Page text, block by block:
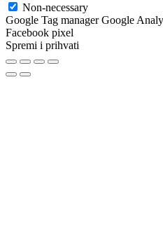
Non-necessary
Google Tag manager Google
Facebook pixel
Spremi i prihvati